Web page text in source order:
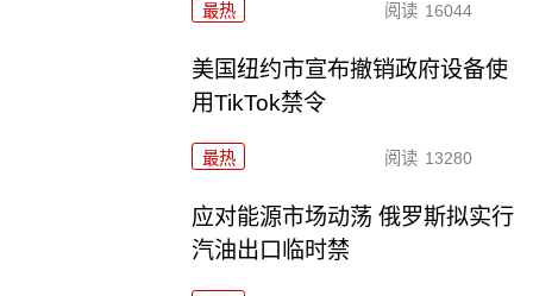
最热 阅读 16044
美国纽约市宣布撤销政府设备使
用TikTok禁令
最热 阅读 13280
应对能源市场动荡 俄罗斯拟实行
汽油出口临时禁